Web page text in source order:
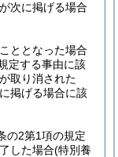
次に掲げる場合
ととなった場合
定する事由に該
取り消された
掲げる場合に該
の2第1項の規定
した場合(特別養